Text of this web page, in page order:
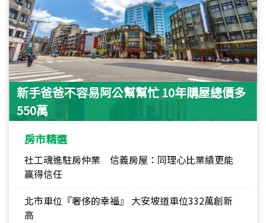
新手爸爸不容易阿公幫幫忙 10年購屋總價多
550萬
房市精選
社工魂進駐房仲業 信義房屋：同理心比業績更能
贏得信任
北市車位『奢侈的幸福』 大安坡道車位332萬創新
高